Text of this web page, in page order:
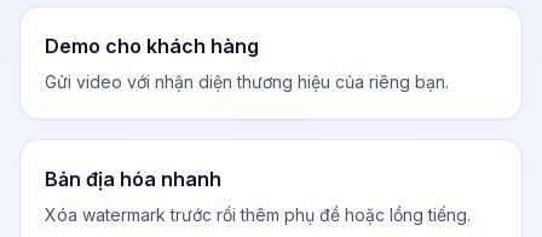
Demo cho khách hàng
Gửi video với nhận diện thương hiệu của riêng bạn.
Bản địa hóa nhanh
Xóa watermark trước rồi thêm phụ đề hoặc lồng tiếng.